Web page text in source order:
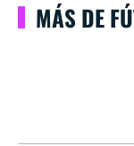
MÁS DE